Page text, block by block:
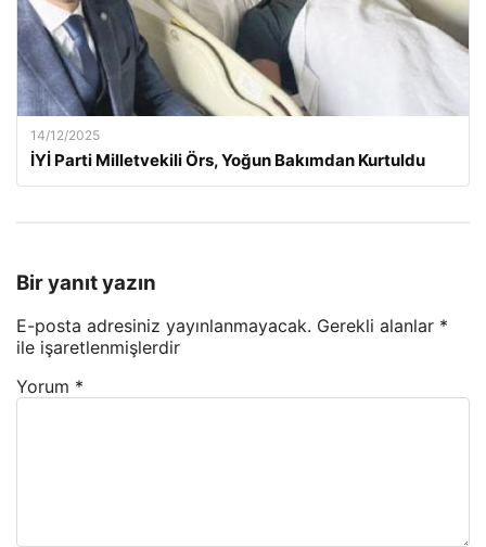
14/12/2025
İYİ Parti Milletvekili Örs, Yoğun Bakımdan Kurtuldu
Bir yanıt yazın
E-posta adresiniz yayınlanmayacak. Gerekli alanlar *
ile işaretlenmişlerdir
Yorum *